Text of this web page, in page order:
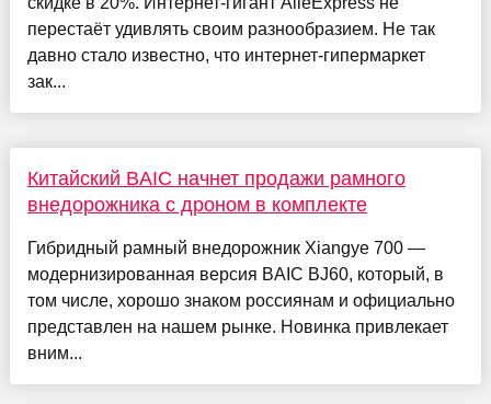
перестаёт удивлять своим разнообразием. Не так
давно стало известно, что интернет-гипермаркет
зак...
Китайский BAIC начнет продажи рамного
внедорожника с дроном в комплекте
Гибридный рамный внедорожник Xiangye 700 —
модернизированная версия BAIC BJ60, который, в
том числе, хорошо знаком россиянам и официально
представлен на нашем рынке. Новинка привлекает
вним...